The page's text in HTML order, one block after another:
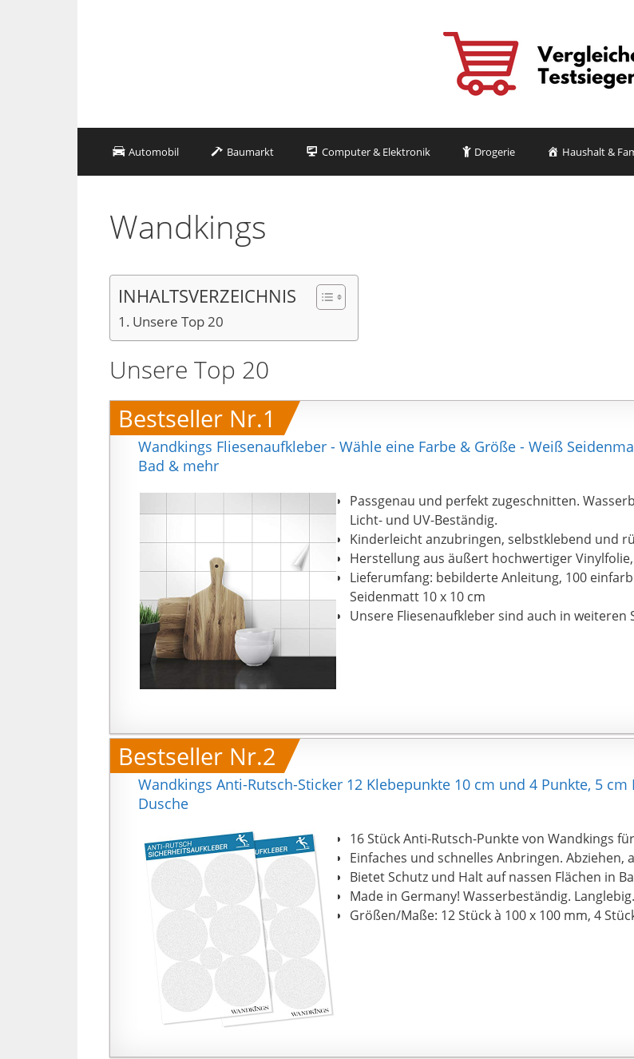
Automobil Baumarkt Computer & Elektronik Drogerie Haushalt &
Wandkings
INHALTSVERZEICHNIS
Unsere Top 20
Unsere Top 20
Bestseller Nr.1
Wandkings Fliesenaufkleber - Wähle eine Farbe & Größe - Weiß
Bad & mehr
Passgenau und perfekt zugeschnitten.
Licht- und UV-Beständig.
Kinderleicht anzubringen, selbstklebend und
Herstellung aus äußert hochwertiger
Lieferumfang: bebilderte Anleitung, 100
Seidenmatt 10 x 10 cm
Unsere Fliesenaufkleber sind auch in weiteren
Bestseller Nr.2
Wandkings Anti-Rutsch-Sticker 12 Klebepunkte 10 cm und 4 Punkte, 5
Dusche
16 Stück Anti-Rutsch-Punkte von Wandkings
Einfaches und schnelles Anbringen. Abziehen,
Bietet Schutz und Halt auf nassen Flächen in
Made in Germany! Wasserbeständig.
Größen/Maße: 12 Stück à 100 x 100 mm, 4